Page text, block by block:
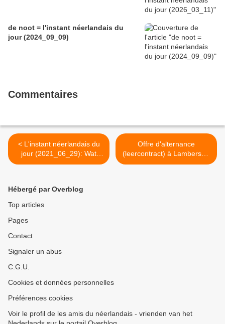
de noot = l'instant néerlandais du
jour (2024_09_09)
Commentaires
< L'instant néerlandais du
jour (2021_06_29): Wat
jammer!
Offre d'alternance
(leercontract) à Lambersart
>
Hébergé par Overblog
Top articles
Pages
Contact
Signaler un abus
C.G.U.
Cookies et données personnelles
Préférences cookies
Voir le profil de les amis du néerlandais - vrienden van het